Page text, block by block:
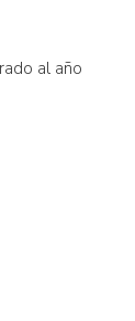
al año